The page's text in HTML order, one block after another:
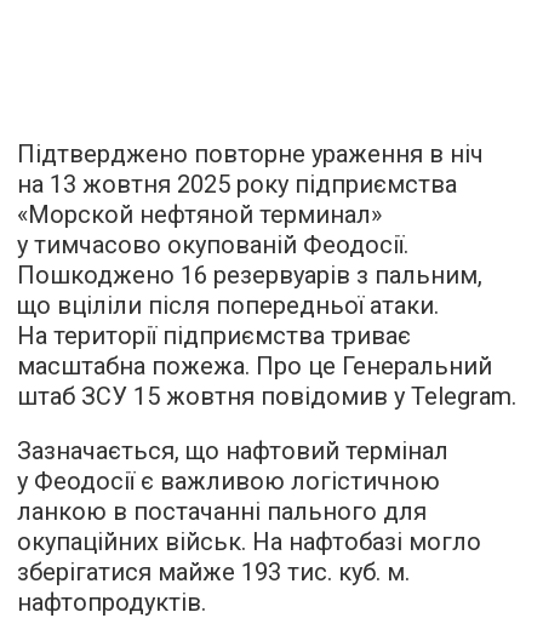
Підтверджено повторне ураження в ніч
на 13 жовтня 2025 року підприємства
«Морской нефтяной терминал»
у тимчасово окупованій Феодосії.
Пошкоджено 16 резервуарів з пальним,
що вціліли після попередньої атаки.
На території підприємства триває
масштабна пожежа. Про це Генеральний
штаб ЗСУ 15 жовтня повідомив у Telegram.
Зазначається, що нафтовий термінал
у Феодосії є важливою логістичною
ланкою в постачанні пального для
окупаційних військ. На нафтобазі могло
зберігатися майже 193 тис. куб. м.
нафтопродуктів.